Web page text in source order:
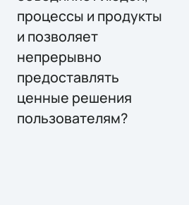
процессы и продукты
и позволяет
непрерывно
предоставлять
ценные решения
пользователям?